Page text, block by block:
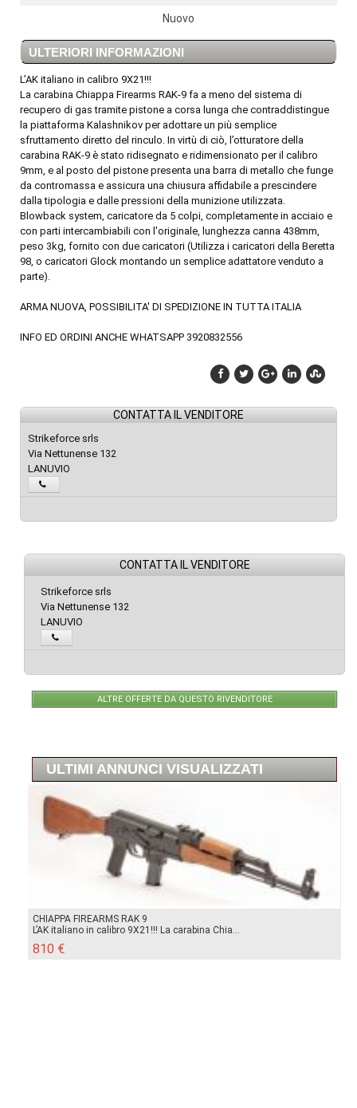
Nuovo
ULTERIORI INFORMAZIONI
L’AK italiano in calibro 9X21!!!
La carabina Chiappa Firearms RAK-9 fa a meno del sistema di
recupero di gas tramite pistone a corsa lunga che contraddistingue
la piattaforma Kalashnikov per adottare un più semplice
sfruttamento diretto del rinculo. In virtù di ciò, l’otturatore della
carabina RAK-9 è stato ridisegnato e ridimensionato per il calibro
9mm, e al posto del pistone presenta una barra di metallo che funge
da contromassa e assicura una chiusura affidabile a prescindere
dalla tipologia e dalle pressioni della munizione utilizzata.
Blowback system, caricatore da 5 colpi, completamente in acciaio e
con parti intercambiabili con l'originale, lunghezza canna 438mm,
peso 3kg, fornito con due caricatori (Utilizza i caricatori della Beretta
98, o caricatori Glock montando un semplice adattatore venduto a
parte).
ARMA NUOVA, POSSIBILITA' DI SPEDIZIONE IN TUTTA ITALIA
INFO ED ORDINI ANCHE WHATSAPP 3920832556
CONTATTA IL VENDITORE
Strikeforce srls
Via Nettunense 132
LANUVIO
CONTATTA IL VENDITORE
Strikeforce srls
Via Nettunense 132
LANUVIO
ALTRE OFFERTE DA QUESTO RIVENDITORE
ULTIMI ANNUNCI VISUALIZZATI
CHIAPPA FIREARMS RAK 9
L’AK italiano in calibro 9X21!!! La carabina Chia...
810 €